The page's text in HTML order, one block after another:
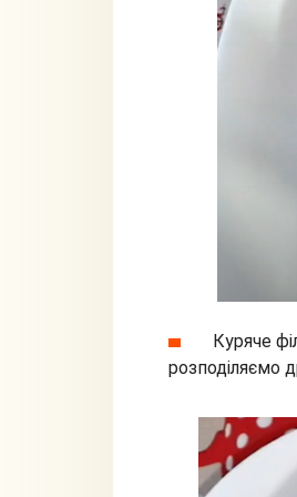
Куряче
розподіляємо